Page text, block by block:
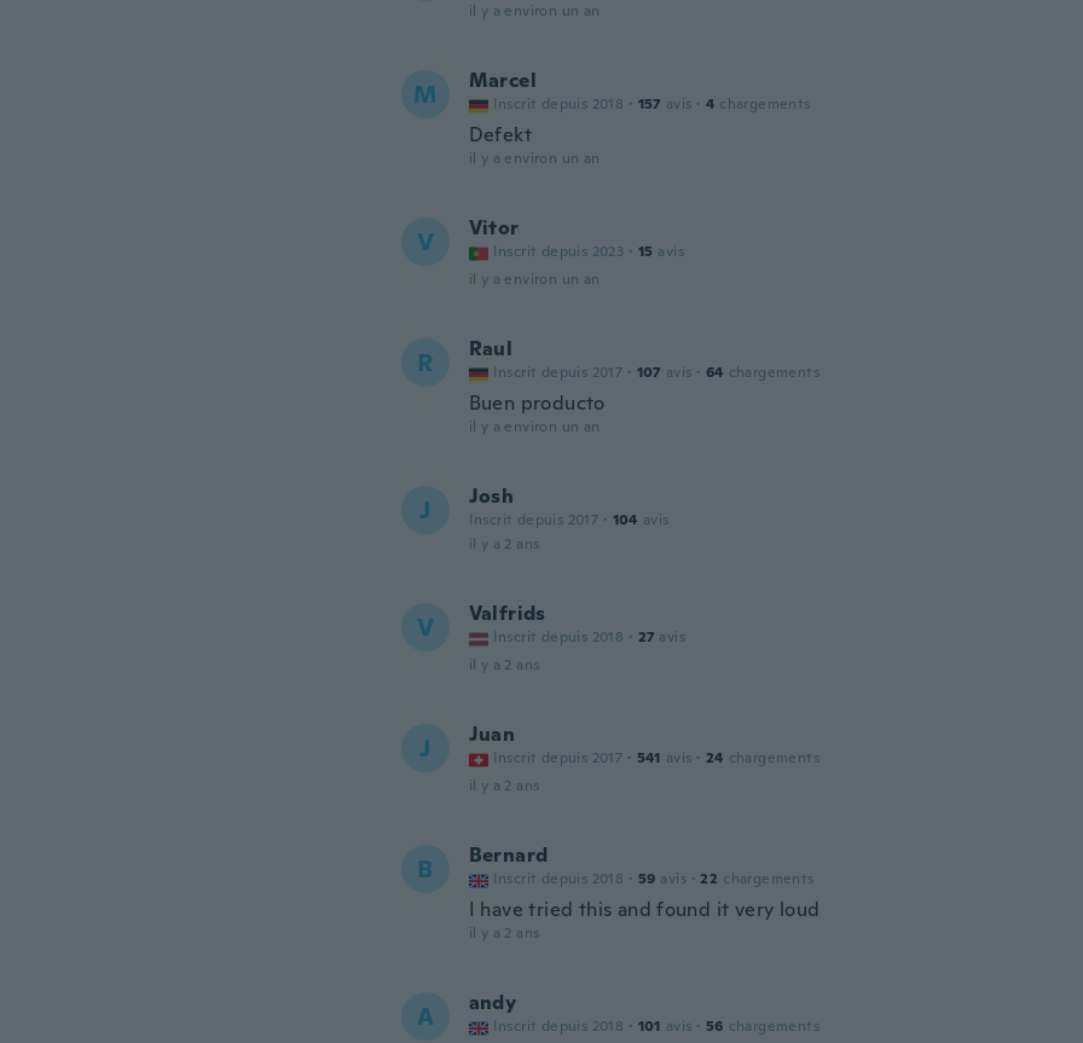
il y a environ un an
M Marcel
Inscrit depuis 2018 · 157 avis · 4 chargements
Defekt
il y a environ un an
V Vitor
Inscrit depuis 2023 · 15 avis
il y a environ un an
R Raul
Inscrit depuis 2017 · 107 avis · 64 chargements
Buen producto
il y a environ un an
J Josh
Inscrit depuis 2017 · 104 avis
il y a 2 ans
V Valfrids
Inscrit depuis 2018 · 27 avis
il y a 2 ans
J Juan
Inscrit depuis 2017 · 541 avis · 24 chargements
il y a 2 ans
B Bernard
Inscrit depuis 2018 · 59 avis · 22 chargements
I have tried this and found it very loud
il y a 2 ans
A andy
Inscrit depuis 2018 · 101 avis · 56 chargements